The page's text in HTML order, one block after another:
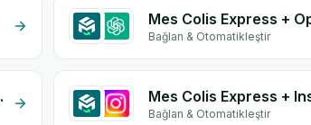
Bağlan & Otomatikleştir
Bağlan & Otomatikleştir